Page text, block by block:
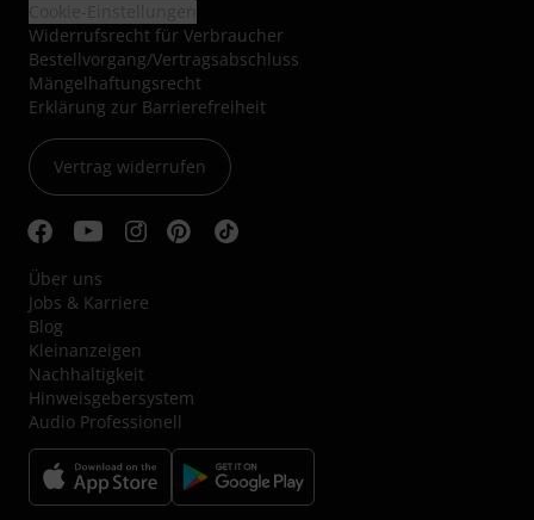
Widerrufsrecht für Verbraucher
Bestellvorgang/Vertragsabschluss
Mängelhaftungsrecht
Erklärung zur Barrierefreiheit
Vertrag widerrufen
Über uns
Jobs & Karriere
Blog
Kleinanzeigen
Nachhaltigkeit
Hinweisgebersystem
Audio Professionell